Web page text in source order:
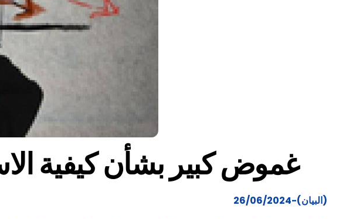
غموض كبير بشأن كيفية
(البيان)-26/06/2024